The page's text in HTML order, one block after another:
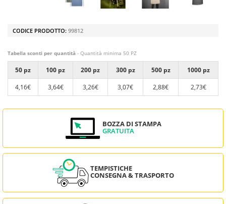
CODICE PRODOTTO: 99812
Tabella sconti per quantità - Quantità minima 50 PZ
50 pz 100 pz 200 pz 300 pz 500 pz
1000 pz
4,16€
3,64€ 3,26€ 3,07€ 2,88€ 2,73€
BOZZA DI STAMPA
GRATUITA
TEMPISTICHE
CONSEGNA & TRASPORTO